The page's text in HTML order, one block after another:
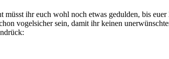
ihr euch wohl noch etwas gedulden, bis
vogelsicher sein, damit ihr keinen